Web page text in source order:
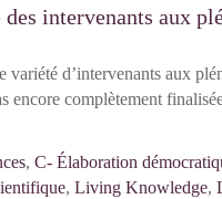
intervenants aux
variété d’intervenants aux
encore complètement
, C- Élaboration
, Living Knowledge,